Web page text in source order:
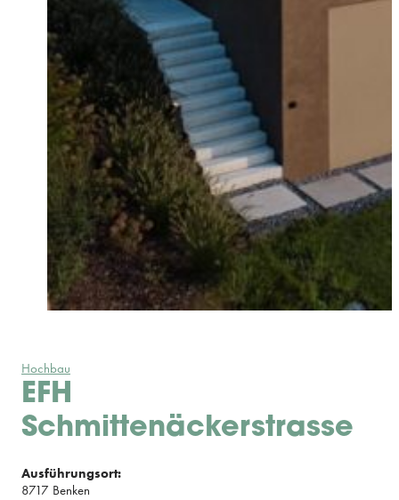
Hochbau
EFH
Schmittenäckerstrasse
Ausführungsort:
8717 Benken